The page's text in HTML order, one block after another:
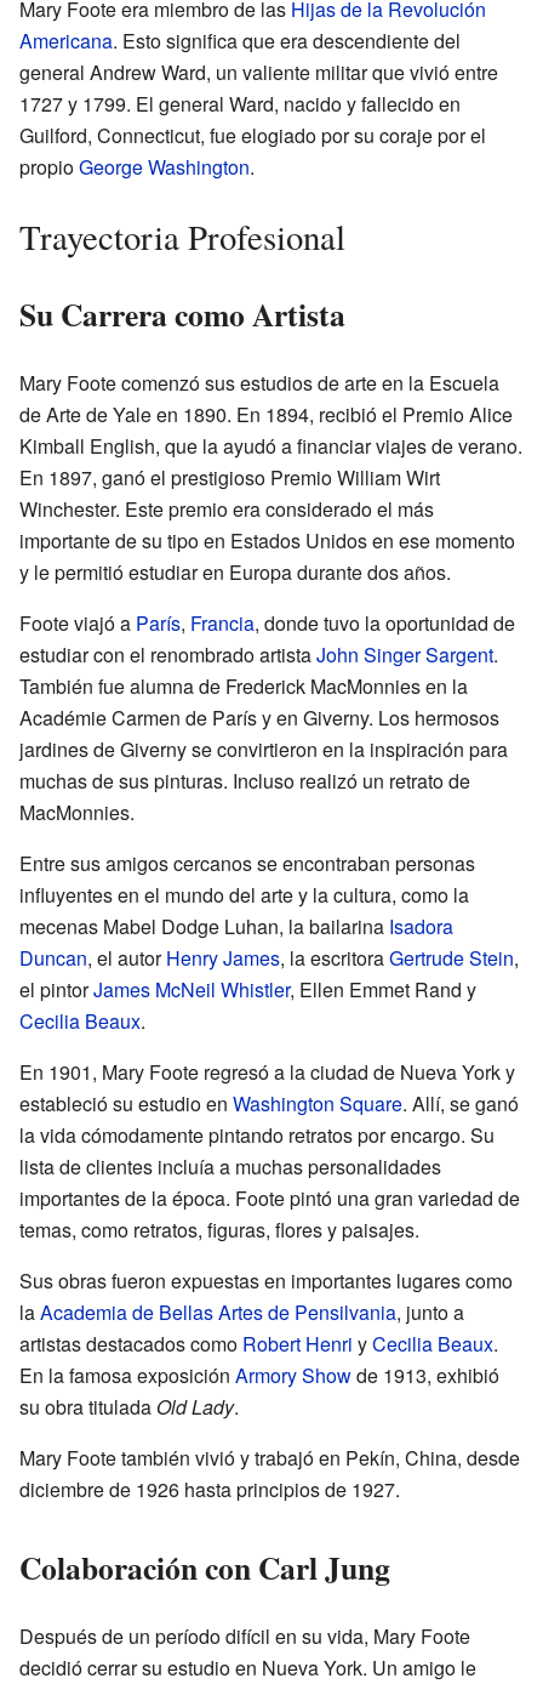
Mary Foote era miembro de las Hijas de la Revolución
Americana. Esto significa que era descendiente del
general Andrew Ward, un valiente militar que vivió entre
1727 y 1799. El general Ward, nacido y fallecido en
Guilford, Connecticut, fue elogiado por su coraje por el
propioGeorge Washington.
Trayectoria Profesional
Su Carrera como Artista
Mary Foote comenzó sus estudios de arte en la Escuela
de Arte de Yale en 1890. En 1894, recibió el Premio Alice
Kimball English, que la ayudó a financiar viajes de verano.
En 1897, ganó el prestigioso Premio William Wirt
Winchester. Este premio era considerado el más
importante de su tipo en Estados Unidos en ese momento
y le permitió estudiar en Europa durante dos años.
Foote viajó a París, Francia, donde tuvo la oportunidad de
estudiar con el renombrado artistaJohn Singer Sargent.
También fue alumna de Frederick MacMonnies en la
Académie Carmen de París y en Giverny. Los hermosos
jardines de Giverny se convirtieron en la inspiración para
muchas de sus pinturas. Incluso realizó un retrato de
MacMonnies.
Entre sus amigos cercanos se encontraban personas
influyentes en el mundo del arte y la cultura, como la
mecenas Mabel Dodge Luhan, la bailarina Isadora
Duncan, el autorHenry James, la escritoraGertrude Stein,
el pintorJames McNeil Whistler, Ellen Emmet Rand y
Cecilia Beaux.
En 1901, Mary Foote regresó a la ciudad de Nueva York y
estableció su estudio en Washington Square. Allí, se ganó
la vida cómodamente pintando retratos por encargo. Su
lista de clientes incluía a muchas personalidades
importantes de la época. Foote pintó una gran variedad de
temas, como retratos, figuras, flores y paisajes.
Sus obras fueron expuestas en importantes lugares como
laAcademia de Bellas Artes de Pensilvania, junto a
artistas destacados como Robert Henri yCecilia Beaux.
En la famosa exposición Armory Showde 1913, exhibió
su obra titulada Old Lady.
Mary Foote también vivió y trabajó en Pekín, China, desde
diciembre de 1926 hasta principios de 1927.
Colaboración con Carl Jung
Después de un período difícil en su vida, Mary Foote
decidió cerrar su estudio en Nueva York. Un amigo le